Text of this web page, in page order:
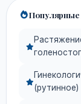
(рутинное)